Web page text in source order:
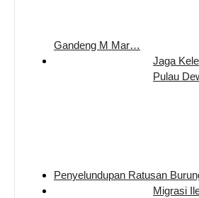
Gandeng M Mar…
Jaga
Pulau
Penyelundupan Ratusan
Migrasi